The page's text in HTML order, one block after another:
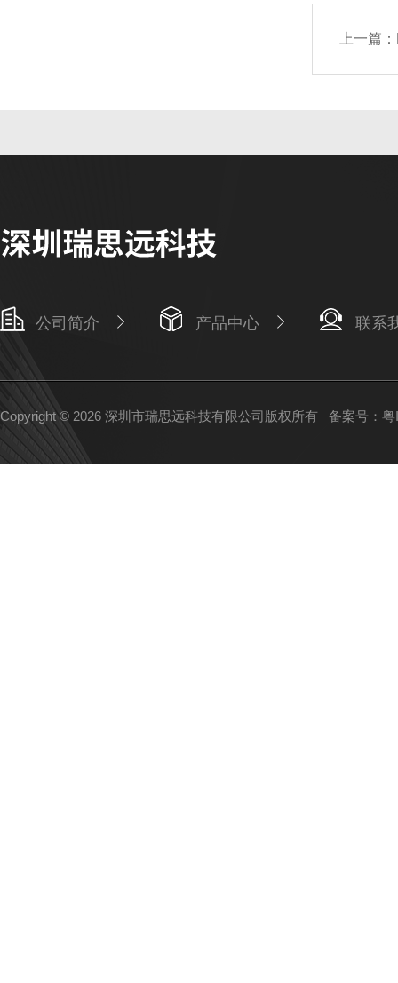
上一篇：
公司简介 产品中心 联系
Copyright © 2026 深圳市瑞思远科技有限公司版权所有 备案号：